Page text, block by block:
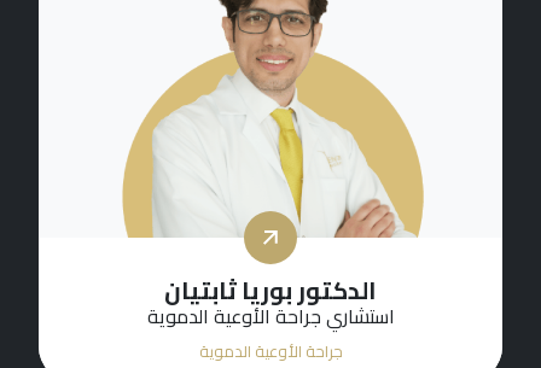
الدكتور بوريا ثابتيان
استشاري جراحة الأوعية الدموية
جراحة الأوعية الدموية